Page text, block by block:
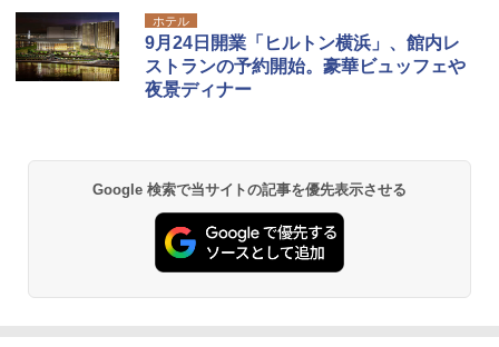
ホテル
9月24日開業「ヒルトン横浜」、館内レ
ストランの予約開始。豪華ビュッフェや
夜景ディナー
Google 検索で当サイトの記事を優先表示させる